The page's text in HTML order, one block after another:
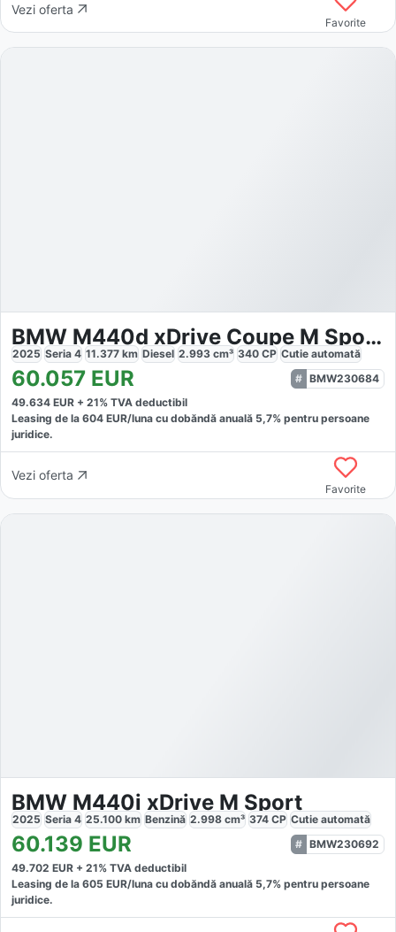
Vezi oferta
Favorite
BMW M440d xDrive Coupe M Sport Pro
2025 Seria 4 11.377 km Diesel 2.993 cm³ 340 CP Cutie automată
60.057 EUR
BMW230684
49.634 EUR + 21% TVA deductibil
Leasing de la 604 EUR/luna cu dobăndă anuală 5,7% pentru persoane
juridice.
Vezi oferta
Favorite
BMW M440i xDrive M Sport
2025 Seria 4 25.100 km Benzină 2.998 cm³ 374 CP Cutie automată
60.139 EUR
BMW230692
49.702 EUR + 21% TVA deductibil
Leasing de la 605 EUR/luna cu dobăndă anuală 5,7% pentru persoane
juridice.